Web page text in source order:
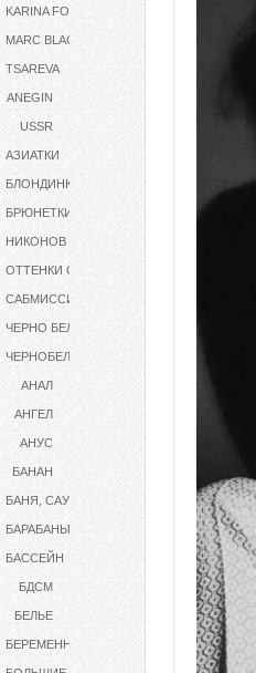
KARINA FOXX
MARC BLACKIE
TSAREVA
ANEGIN
USSR
АЗИАТКИ
БЛОНДИНКИ
БРЮНЕТКИ
НИКОНОВ
САБМИССИВ
ЧЕРНО БЕЛОЕ
ЧЕРНОБЕЛОЕ
АНАЛ
АНГЕЛ
АНУС
БАНАН
БАНЯ, САУНА
БАРАБАНЫ
БАССЕЙН
БДСМ
БЕЛЬЕ
БЕРЕМЕННАЯ